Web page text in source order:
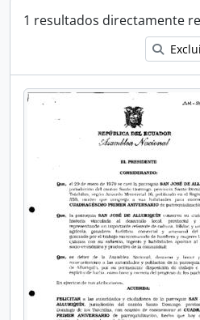
1 resultados directamente